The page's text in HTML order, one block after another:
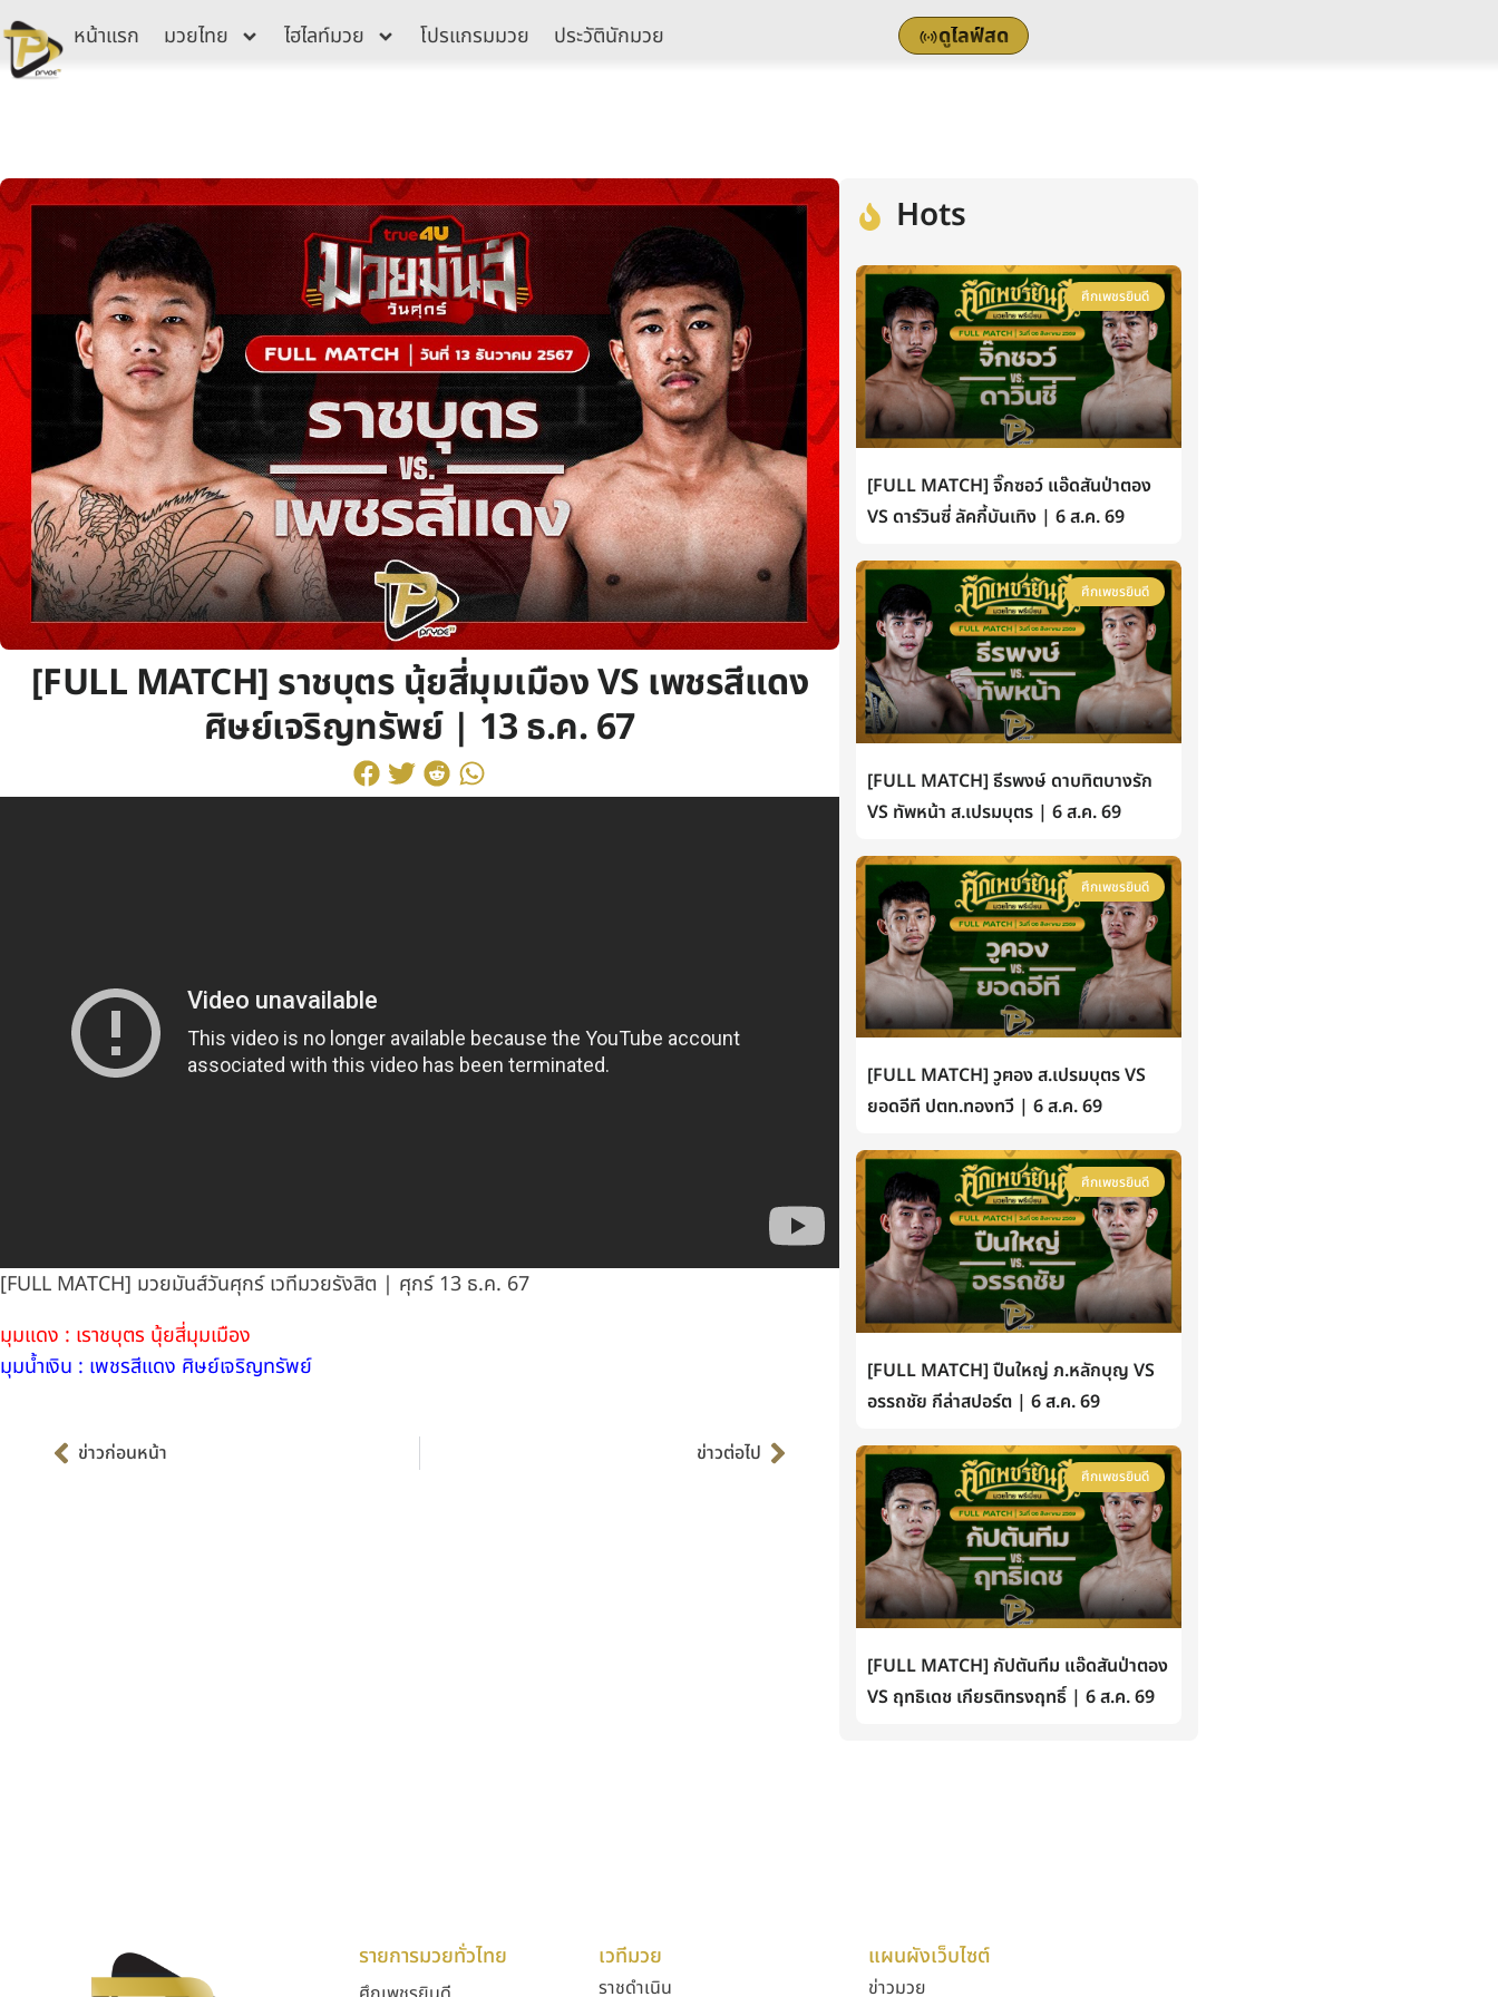
Skip
to
content
หน้าแรก มวยไทย ไฮไลท์มวย โปรแกรมมวย ประวัตินักมวย ดูไลฟ์สด
[FULL MATCH] ราชบุตร นุ้ยสี่มุมเมือง VS เพชรสีแดง
ศิษย์เจริญทรัพย์ | 13 ธ.ค. 67
[FULL MATCH] มวยมันส์วันศุกร์ เวทีมวยรังสิต | ศุกร์ 13 ธ.ค. 67
มุมแดง : เราชบุตร นุ้ยสี่มุมเมือง
มุมน้ำเงิน : เพชรสีแดง ศิษย์เจริญทรัพย์
ข่าวก่อนหน้า ข่าวต่อไป
Hots
ศึกเพชรยินดี
[FULL MATCH] จิ๊กซอว์ แอ๊ดสันป่าตอง
VS ดาร์วินซี่ ลัคกี้บันเทิง | 6 ส.ค. 69
ศึกเพชรยินดี
[FULL MATCH] ธีรพงษ์ ดาบทิตบางรัก
VS ทัพหน้า ส.เปรมบุตร | 6 ส.ค. 69
ศึกเพชรยินดี
[FULL MATCH] วูฅอง ส.เปรมบุตร VS
ยอดอีที ปตท.ทองทวี | 6 ส.ค. 69
ศึกเพชรยินดี
[FULL MATCH] ปืนใหญ่ ภ.หลักบุญ VS
อรรถชัย กีล่าสปอร์ต | 6 ส.ค. 69
ศึกเพชรยินดี
[FULL MATCH] กัปตันทีม แอ๊ดสันป่าตอง
VS ฤทธิเดช เกียรติทรงฤทธิ์ | 6 ส.ค. 69
รายการมวยทั่วไทย เวทีมวย
ราชดำเนิน
แผนผังเว็บไซต์
ข่าวมวย